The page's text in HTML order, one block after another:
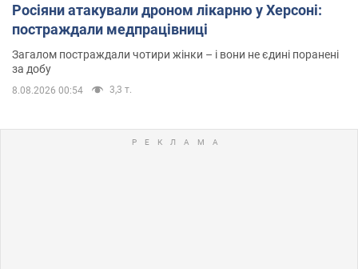
Росіяни атакували дроном лікарню у Херсоні:
постраждали медпрацівниці
Загалом постраждали чотири жінки – і вони не єдині поранені
за добу
8.08.2026 00:54 3,3 т.